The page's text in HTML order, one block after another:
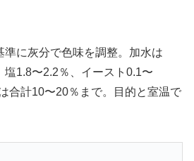
準に灰分で色味を調整。加水は
1.8〜2.2％、イースト0.1〜
合計10〜20％まで。目的と室温で